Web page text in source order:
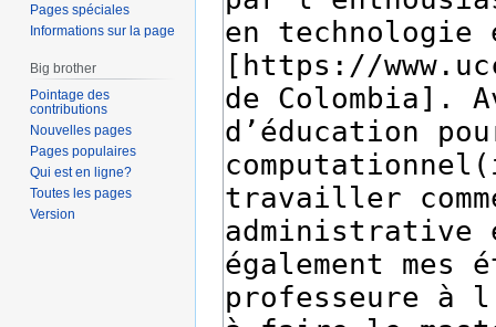
Pages spéciales
Informations sur la page
Big brother
Pointage des
contributions
Nouvelles pages
Pages populaires
Qui est en ligne?
Toutes les pages
Version